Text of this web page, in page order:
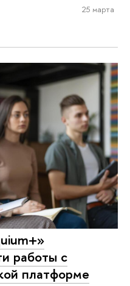
25 марта
работы с
платформе